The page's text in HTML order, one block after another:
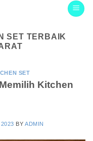
SET TERBAIK
SET
Kitchen
BYADMIN